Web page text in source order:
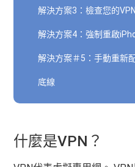
解決方案3：檢查您的
解決方案4：強制重啟
解決方案＃5：手動重新
底線
什麼是VPN？